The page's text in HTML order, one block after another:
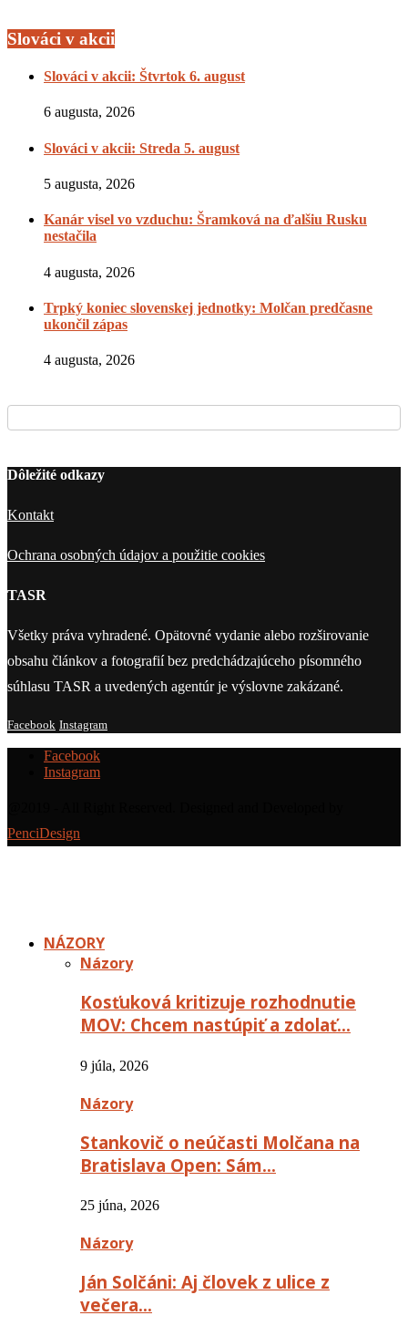
Slováci v akcii
Slováci v akcii: Štvrtok 6. august
6 augusta, 2026
Slováci v akcii: Streda 5. august
5 augusta, 2026
Kanár visel vo vzduchu: Šramková na ďalšiu Rusku
nestačila
4 augusta, 2026
Trpký koniec slovenskej jednotky: Molčan predčasne
ukončil zápas
4 augusta, 2026
Dôležité odkazy
Kontakt
Ochrana osobných údajov a použitie cookies
TASR
Všetky práva vyhradené. Opätovné vydanie alebo rozširovanie
obsahu článkov a fotografií bez predchádzajúceho písomného
súhlasu TASR a uvedených agentúr je výslovne zakázané.
Facebook Instagram
Facebook
Instagram
PenciDesign
NÁZORY
Názory
Kosťuková kritizuje rozhodnutie
MOV: Chcem nastúpiť a zdolať…
9 júla, 2026
Názory
Stankovič o neúčasti Molčana na
Bratislava Open: Sám…
25 júna, 2026
Názory
Ján Solčáni: Aj človek z ulice z
večera…